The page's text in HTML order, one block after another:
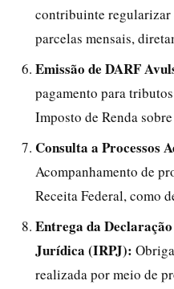
contribuinte regularizar
parcelas mensais,
Emissão de DARF
pagamento para
Imposto de Renda
Consulta a Processos
Acompanhamento de
Receita Federal, como
Entrega da Declaração
Jurídica (IRPJ):
realizada por meio de